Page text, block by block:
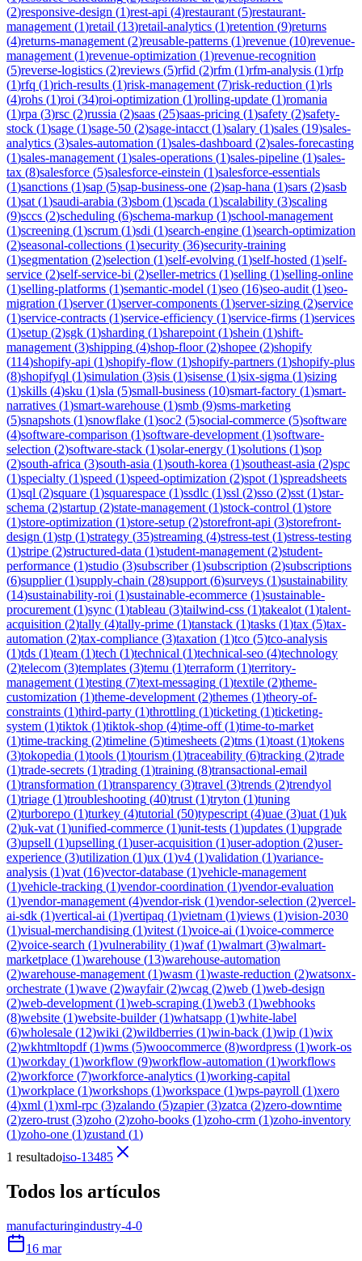
(2)responsive-design (1)rest-api (4)restaurant (5)restaurant-
management (1)retail (13)retail-analytics (1)retention (9)returns
(4)returns-management (2)reusable-patterns (1)revenue (10)revenue-
management (1)revenue-optimization (1)revenue-recognition
(5)reverse-logistics (2)reviews (5)rfid (2)rfm (1)rfm-analysis (1)rfp
(1)rfq (1)rich-results (1)risk-management (7)risk-reduction (1)rls
(4)rohs (1)roi (34)roi-optimization (1)rolling-update (1)romania
(1)rpa (3)rsc (2)russia (2)saas (25)saas-pricing (1)safety (2)safety-
stock (1)sage (1)sage-50 (2)sage-intacct (1)salary (1)sales (19)sales-
analytics (3)sales-automation (1)sales-dashboard (2)sales-forecasting
(1)sales-management (1)sales-operations (1)sales-pipeline (1)sales-
tax (8)salesforce (5)salesforce-einstein (1)salesforce-essentials
(1)sanctions (1)sap (5)sap-business-one (2)sap-hana (1)sars (2)sasb
(1)sat (1)saudi-arabia (3)sbom (1)scada (1)scalability (3)scaling
(9)sccs (2)scheduling (6)schema-markup (1)school-management
(1)screening (1)scrum (1)sdi (1)search-engine (1)search-optimization
(2)seasonal-collections (1)security (36)security-training
(1)segmentation (2)selection (1)self-evolving (1)self-hosted (1)self-
service (2)self-service-bi (2)seller-metrics (1)selling (1)selling-online
(1)selling-platforms (1)semantic-model (1)seo (16)seo-audit (1)seo-
migration (1)server(1)server-components (1)server-sizing (2)service
(1)service-contracts (1)service-efficiency (1)service-firms (1)services
(1)setup (2)sgk (1)sharding (1)sharepoint (1)shein (1)shift-
management (3)shipping (4)shop-floor(2)shopee (2)shopify
(114)shopify-api (1)shopify-flow (1)shopify-partners (1)shopify-plus
(8)shopifyql (1)simulation (3)sis (1)sisense (1)six-sigma (1)sizing
(1)skills (4)sku (1)sla (5)small-business (10)smart-factory (1)smart-
narratives (1)smart-warehouse (1)smb (9)sms-marketing
(5)snapshots (1)snowflake (1)soc2 (5)social-commerce (5)software
(4)software-comparison (1)software-development (1)software-
selection (2)software-stack (1)solar-energy (1)solutions (1)sop
(2)south-africa (3)south-asia (1)south-korea (1)southeast-asia (2)spc
(1)specialty (1)speed (1)speed-optimization (2)spot (1)spreadsheets
(1)sql (2)square (1)squarespace (1)ssdlc (1)ssl (2)sso (2)sst (1)star-
schema (2)startup (2)state-management (1)stock-control (1)store
(1)store-optimization (1)store-setup (2)storefront-api (3)storefront-
design (1)stp (1)strategy (35)streaming (4)stress-test (1)stress-testing
(1)stripe (2)structured-data (1)student-management (2)student-
performance (1)studio (3)subscriber(1)subscription (2)subscriptions
(6)supplier(1)supply-chain (28)support (6)surveys (1)sustainability
(14)sustainability-roi (1)sustainable-ecommerce (1)sustainable-
procurement (1)sync (1)tableau (3)tailwind-css (1)takealot (1)talent-
acquisition (2)tally (4)tally-prime (1)tanstack (1)tasks (1)tax (5)tax-
automation (2)tax-compliance (3)taxation (1)tco (5)tco-analysis
(1)tds (1)team (1)tech (1)technical (1)technical-seo (4)technology
(2)telecom (3)templates (3)temu (1)terraform (1)territory-
management (1)testing (7)text-messaging (1)textile (2)theme-
customization (1)theme-development (2)themes (1)theory-of-
constraints (1)third-party (1)throttling (1)ticketing (1)ticketing-
system (1)tiktok (1)tiktok-shop (4)time-off(1)time-to-market
(1)time-tracking (2)timeline (5)timesheets (2)tms (1)toast (1)tokens
(3)tokopedia (1)tools (1)tourism (1)traceability (6)tracking (2)trade
(1)trade-secrets (1)trading (1)training (8)transactional-email
(1)transformation (1)transparency (3)travel (3)trends (2)trendyol
(1)triage (1)troubleshooting (40)trust (1)tryton (1)tuning
(2)turborepo (1)turkey (4)tutorial (50)typescript (4)uae (3)uat (1)uk
(2)uk-vat (1)unified-commerce (1)unit-tests (1)updates (1)upgrade
(3)upsell (1)upselling (1)user-acquisition (1)user-adoption (2)user-
experience (3)utilization (1)ux (1)v4 (1)validation (1)variance-
analysis (1)vat (16)vector-database (1)vehicle-management
(1)vehicle-tracking (1)vendor-coordination (1)vendor-evaluation
(1)vendor-management (4)vendor-risk (1)vendor-selection (2)vercel-
ai-sdk (1)vertical-ai (1)vertipaq (1)vietnam (1)views (1)vision-2030
(1)visual-merchandising (1)vitest (1)voice-ai (1)voice-commerce
(2)voice-search (1)vulnerability (1)waf(1)walmart (3)walmart-
marketplace (1)warehouse (13)warehouse-automation
(2)warehouse-management (1)wasm (1)waste-reduction (2)watsonx-
orchestrate (1)wave (2)wayfair(2)wcag (2)web (1)web-design
(2)web-development (1)web-scraping (1)web3 (1)webhooks
(8)website (1)website-builder(1)whatsapp (1)white-label
(6)wholesale (12)wiki (2)wildberries (1)win-back (1)wip (1)wix
(2)wkhtmltopdf(1)wms (5)woocommerce (8)wordpress (1)work-os
(1)workday (1)workflow (9)workflow-automation (1)workflows
(2)workforce (7)workforce-analytics (1)working-capital
(1)workplace (1)workshops (1)workspace (1)wps-payroll (1)xero
(4)xml (1)xml-rpc (3)zalando (5)zapier(3)zatca (2)zero-downtime
(2)zero-trust (3)zoho (2)zoho-books (1)zoho-crm (1)zoho-inventory
(1)zoho-one (1)zustand (1)
1 resultadoiso-13485
Todos los artículos
manufacturingindustry-4-0
16 mar